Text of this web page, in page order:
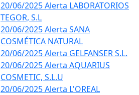
20/06/2025 Alerta LABORATORIOS
TEGOR, S.L
20/06/2025 Alerta SANA
COSMÉTICA NATURAL
20/06/2025 Alerta GELFANSER S.L.
20/06/2025 Alerta AQUARIUS
COSMETIC, S.L.U
20/06/2025 Alerta L'OREAL